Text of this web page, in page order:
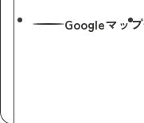
Googleマップ